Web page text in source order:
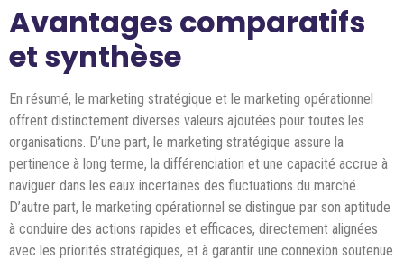
Avantages comparatifs
et synthèse
En résumé, le marketing stratégique et le marketing opérationnel
offrent distinctement diverses valeurs ajoutées pour toutes les
organisations. D’une part, le marketing stratégique assure la
pertinence à long terme, la différenciation et une capacité accrue à
naviguer dans les eaux incertaines des fluctuations du marché.
D’autre part, le marketing opérationnel se distingue par son aptitude
à conduire des actions rapides et efficaces, directement alignées
avec les priorités stratégiques, et à garantir une connexion soutenue